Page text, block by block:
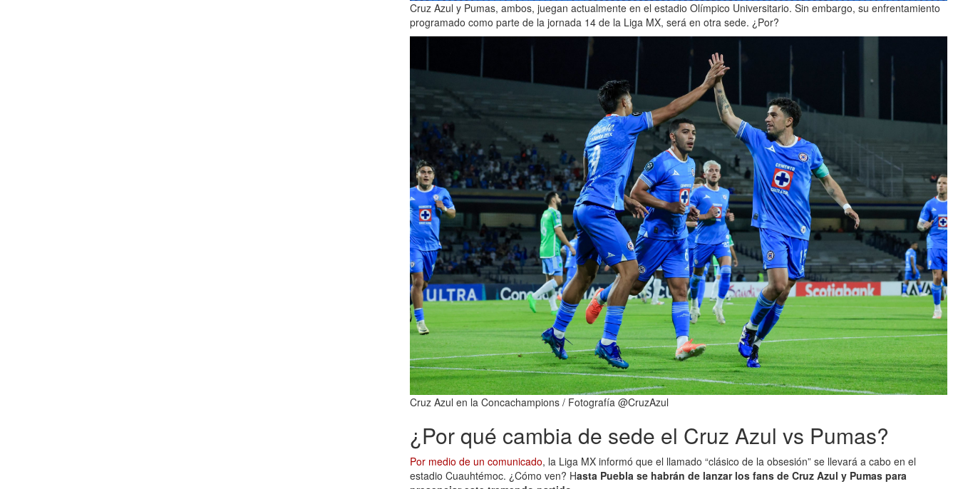
Cruz Azul y Pumas, ambos, juegan actualmente en el estadio Olímpico Universitario. Sin embargo, su enfrentamiento
programado como parte de la jornada 14 de la Liga MX, será en otra sede. ¿Por?
Cruz Azul en la Concachampions / Fotografía @CruzAzul
¿Por qué cambia de sede el Cruz Azul vs Pumas?
Por medio de un comunicado, la Liga MX informó que el llamado “clásico de la obsesión” se llevará a cabo en el
estadio Cuauhtémoc. ¿Cómo ven? Hasta Puebla se habrán de lanzar los fans de Cruz Azul y Pumas para